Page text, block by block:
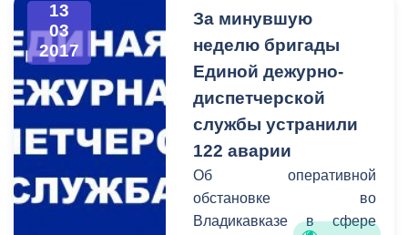
обновленному
трамвайному вагону.
13
03
2017
За минувшую
неделю бригады
Единой дежурно-
диспетчерской
службы устранили
122 аварии
Об оперативной
обстановке во
Владикавказе в сфере